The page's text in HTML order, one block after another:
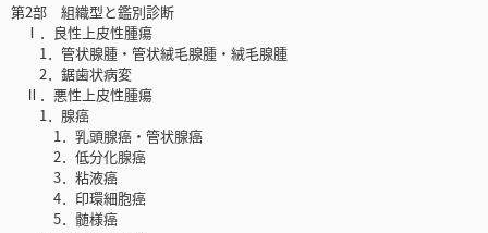
第2部 組織型と鑑別診断
Ⅰ．良性上皮性腫瘍
1．管状腺腫・管状絨毛腺腫・絨毛腺腫
2．鋸歯状病変
Ⅱ．悪性上皮性腫瘍
1．腺癌
1．乳頭腺癌・管状腺癌
2．低分化腺癌
3．粘液癌
4．印環細胞癌
5．髄様癌